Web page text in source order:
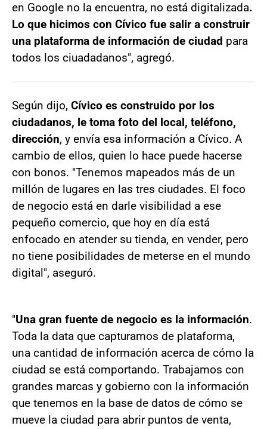
en Google no la encuentra, no está digitalizada.
Lo que hicimos con Cívico fue salir a construir
una plataforma de información de ciudad para
todos los ciuadadanos", agregó.
Según dijo, Cívico es construido por los
ciudadanos, le toma foto del local, teléfono,
dirección, y envía esa información a Cívico. A
cambio de ellos, quien lo hace puede hacerse
con bonos. "Tenemos mapeados más de un
millón de lugares en las tres ciudades. El foco
de negocio está en darle visibilidad a ese
pequeño comercio, que hoy en día está
enfocado en atender su tienda, en vender, pero
no tiene posibilidades de meterse en el mundo
digital", aseguró.
"Una gran fuente de negocio es la información.
Toda la data que capturamos de plataforma,
una cantidad de información acerca de cómo la
ciudad se está comportando. Trabajamos con
grandes marcas y gobierno con la información
que tenemos en la base de datos de cómo se
mueve la ciudad para abrir puntos de venta,